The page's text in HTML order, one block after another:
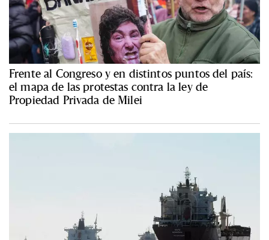
Frente al Congreso y en distintos puntos del país:
el mapa de las protestas contra la ley de
Propiedad Privada de Milei